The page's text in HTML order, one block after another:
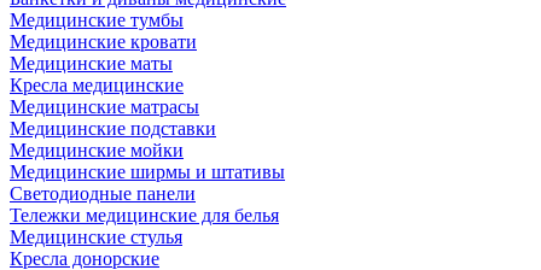
Медицинские тумбы
Медицинские кровати
Медицинские маты
Кресла медицинские
Медицинские матрасы
Медицинские подставки
Медицинские мойки
Медицинские ширмы и штативы
Светодиодные панели
Тележки медицинские для белья
Медицинские стулья
Кресла донорские